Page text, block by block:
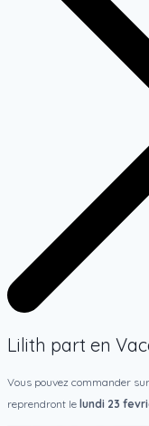
Lilith part en
Vous pouvez commander
reprendront le lundi 23